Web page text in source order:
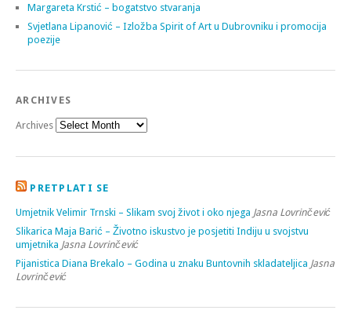
Margareta Krstić – bogatstvo stvaranja
Svjetlana Lipanović – Izložba Spirit of Art u Dubrovniku i promocija
poezije
ARCHIVES
Archives
PRETPLATI SE
Umjetnik Velimir Trnski – Slikam svoj život i oko njega Jasna Lovrinčević
Slikarica Maja Barić – Životno iskustvo je posjetiti Indiju u svojstvu
umjetnika Jasna Lovrinčević
Pijanistica Diana Brekalo – Godina u znaku Buntovnih skladateljica Jasna
Lovrinčević